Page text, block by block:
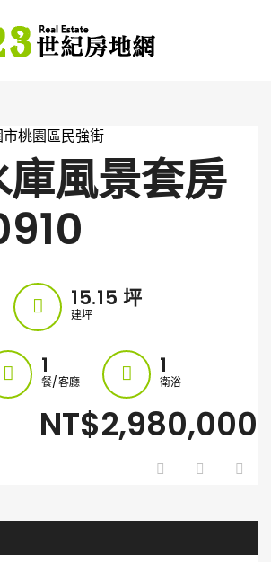
桃園區民強街
風景套房
15.15 坪
建坪
1
餐/客廳
1
衛浴
NT$2,980,000